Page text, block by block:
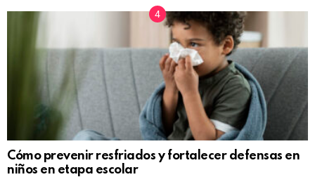
Cómo prevenir resfriados y fortalecer defensas en
niños en etapa escolar